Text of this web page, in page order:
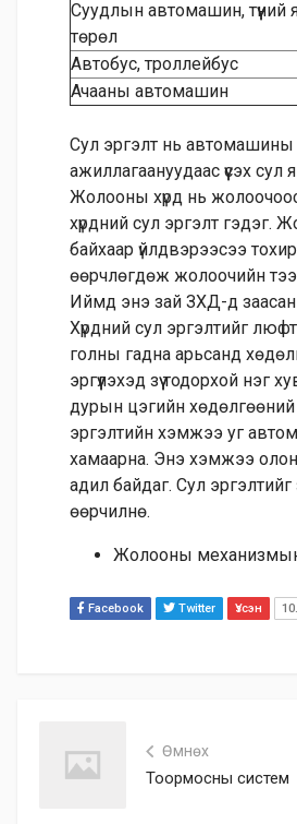
Суудлын автомашин, түүний
төрөл
Автобус, троллейбус
Ачааны автомашин
Сул эргэлт нь автомашины
ажиллагаануудаас үүсэх
Жолооны хүрд нь жолоочоос
хүрдний сул эргэлт гэдэг.
байхаар үйлдвэрээсээ
өөрчлөгдөж жолоочийн
Иймд энэ зай ЗХД-д
Хүрдний сул эргэлтийг
голны гадна арьсанд
эргүүлэхэд зүү тодорхой
дурын цэгийн
эргэлтийн хэмжээ уг
хамаарна. Энэ хэмжээ олон
адил байдаг. Сул
өөрчилнө.
Жолооны механизмын
Facebook Twitter Үзсэн
Өмнөх
Тоормосны систем